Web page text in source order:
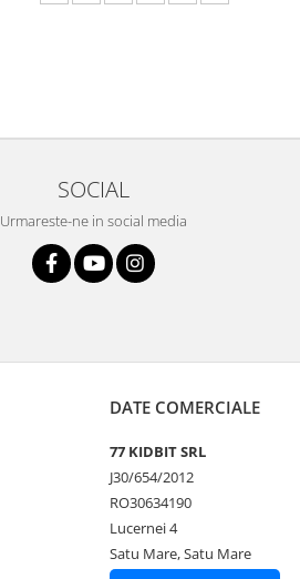
SOCIAL
Urmareste-ne in social media
DATE COMERCIALE
77 KIDBIT SRL
J30/654/2012
RO30634190
Lucernei 4
Satu Mare, Satu Mare